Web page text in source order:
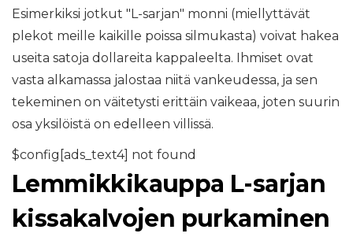
Esimerkiksi jotkut "L-sarjan" monni (miellyttävät
plekot meille kaikille poissa silmukasta) voivat hakea
useita satoja dollareita kappaleelta. Ihmiset ovat
vasta alkamassa jalostaa niitä vankeudessa, ja sen
tekeminen on väitetysti erittäin vaikeaa, joten suurin
osa yksilöistä on edelleen villissä.
$config[ads_text4] not found
Lemmikkikauppa L-sarjan
kissakalvojen purkaminen